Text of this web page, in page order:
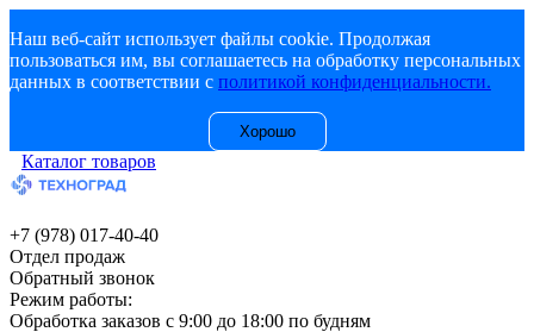
Наш веб-сайт использует файлы cookie. Продолжая
пользоваться им, вы соглашаетесь на обработку персональных
данных в соответствии с политикой конфиденциальности.
Хорошо
Каталог товаров
+7 (978) 017-40-40
Отдел продаж
Обратный звонок
Режим работы:
Обработка заказов с 9:00 до 18:00 по будням